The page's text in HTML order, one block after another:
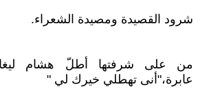
شرود القصيدة ومصيدة الشعراء.‏‏‏‏‏
من على شرفتها أطلّ هشام
عابرة،"أنى تهطلي خيرك لي "